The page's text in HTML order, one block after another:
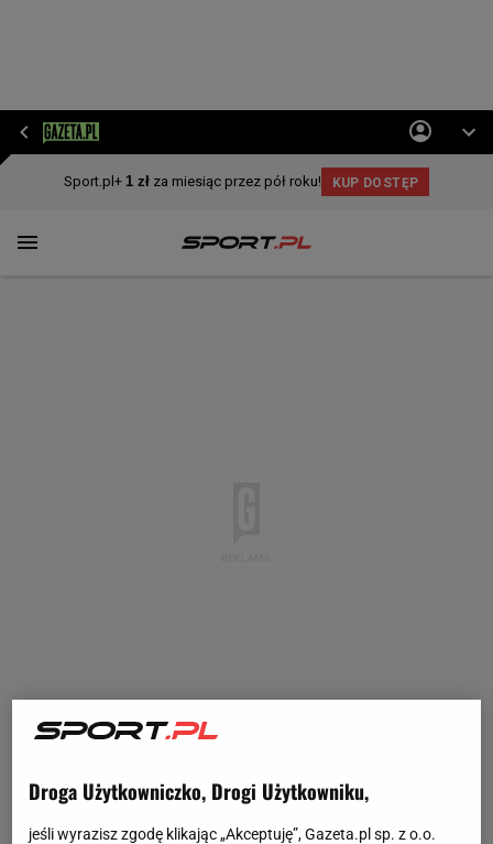
Droga Użytkowniczko, Drogi Użytkowniku,
jeśli wyrazisz zgodę klikając „Akceptuję”, Gazeta.pl sp. z o.o.